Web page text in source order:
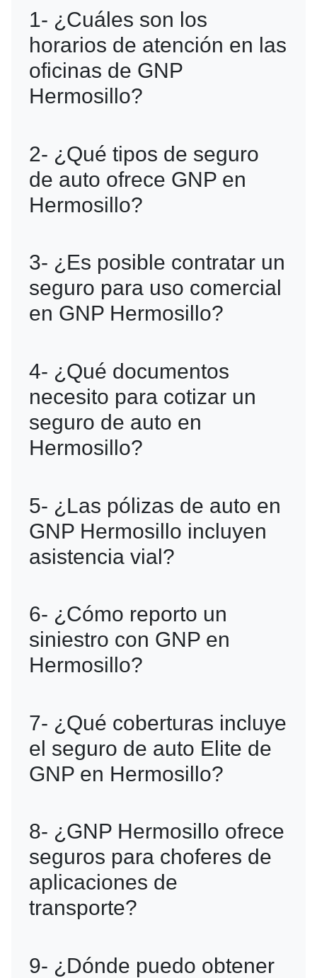
1- ¿Cuáles son los
horarios de atención en las
oficinas de GNP
Hermosillo?
a viernes, de 9:00 a 18:00 horas. Te
recomendamos verificar el horario
específico.
2- ¿Qué tipos de seguro
de auto ofrece GNP en
Hermosillo?
responsabilidad civil, para turistas y
choferes de aplicaciones como Uber y
Didi.
3- ¿Es posible contratar un
seguro para uso comercial
en GNP Hermosillo?
para vehículos de uso comercial y para
servicios de transporte privado.
4- ¿Qué documentos
necesito para cotizar un
seguro de auto en
Hermosillo?
oficial, la información del vehículo, y tu
RFC.
5- ¿Las pólizas de auto en
GNP Hermosillo incluyen
asistencia vial?
vial, que cubre servicios como grúa,
paso de corriente y cambio de llantas.
6- ¿Cómo reporto un
siniestro con GNP en
Hermosillo?
llamar al centro de atención de GNP,
disponible 24/7.
7- ¿Qué coberturas incluye
el seguro de auto Elite de
GNP en Hermosillo?
amplia, con asistencia médica,
asistencia en carretera y reparación en
talleres certificados.
8- ¿GNP Hermosillo ofrece
seguros para choferes de
aplicaciones de
transporte?
para conductores de Uber, Didi y otras
9- ¿Dónde puedo obtener